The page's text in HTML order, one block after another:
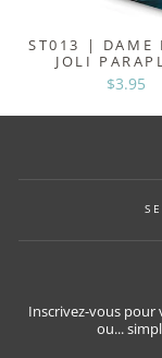
ST013 | DAME
JOLI
$3.95
Inscrivez-vous pour
ou...